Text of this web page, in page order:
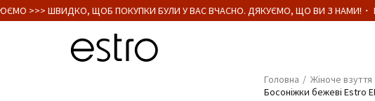
>>> ШВИДКО, ЩОБ ПОКУПКИ БУЛИ У ВАС ВЧАСНО. ДЯКУЄМО, ЩО ВИ З НАМИ!・
Головна Жіноче взуття
Босоніжки бежеві Estro